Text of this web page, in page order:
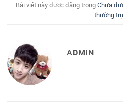
Bài viết này được đăng trong Chưa
thường
ADMIN